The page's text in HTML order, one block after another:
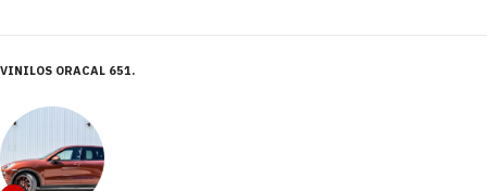
VINILOS ORACAL 651